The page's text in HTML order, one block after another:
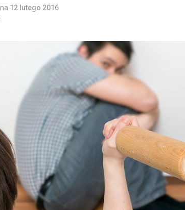
na 12 lutego 2016